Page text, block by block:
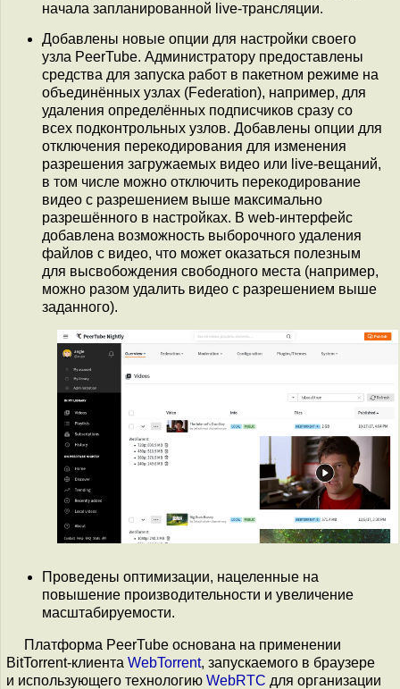
начала запланированной live-трансляции.
Добавлены новые опции для настройки своего
узла PeerTube. Администратору предоставлены
средства для запуска работ в пакетном режиме на
объединённых узлах (Federation), например, для
удаления определённых подписчиков сразу со
всех подконтрольных узлов. Добавлены опции для
отключения перекодирования для изменения
разрешения загружаемых видео или live-вещаний,
в том числе можно отключить перекодирование
видео с разрешением выше максимально
разрешённого в настройках. В web-интерфейс
добавлена возможность выборочного удаления
файлов с видео, что может оказаться полезным
для высвобождения свободного места (например,
можно разом удалить видео с разрешением выше
заданного).
Проведены оптимизации, нацеленные на
повышение производительности и увеличение
масштабируемости.
Платформа PeerTube основана на применении
BitTorrent-клиента WebTorrent, запускаемого в браузере
и использующего технологию WebRTC для организации